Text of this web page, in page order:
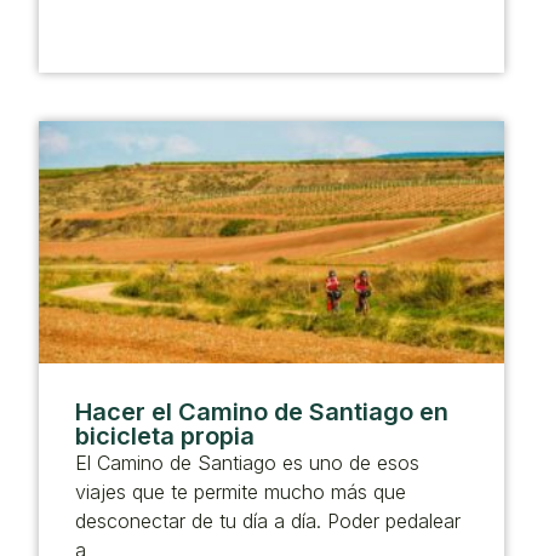
Hacer el Camino de Santiago en
bicicleta propia
El Camino de Santiago es uno de esos
viajes que te permite mucho más que
desconectar de tu día a día. Poder pedalear
a